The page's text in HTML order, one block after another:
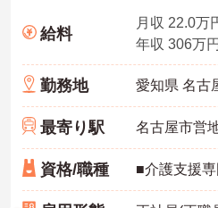
給料
勤務地
最寄り駅
資格/職種 ■介護支援専